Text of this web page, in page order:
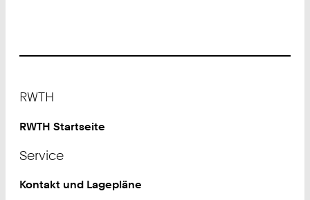
RWTH
RWTH Startseite
Service
Kontakt und Lagepläne